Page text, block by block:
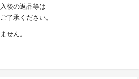
後の返品等は
了承ください。
せん。